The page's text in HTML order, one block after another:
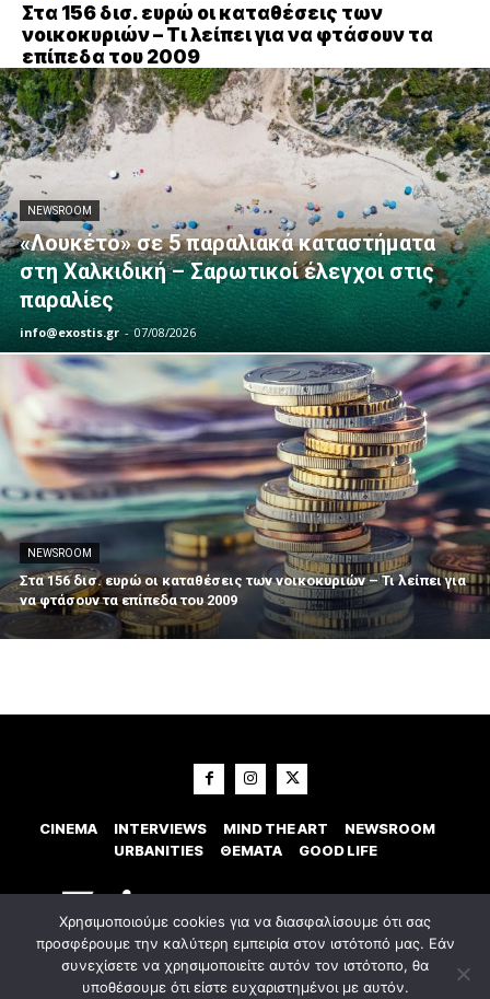
Στα 156 δισ. ευρώ οι καταθέσεις των
νοικοκυριών – Τι λείπει για να φτάσουν τα
επίπεδα του 2009
NEWSROOM
«Λουκέτο» σε 5 παραλιακά καταστήματα
στη Χαλκιδική – Σαρωτικοί έλεγχοι στις
παραλίες
info@exostis.gr - 07/08/2026
NEWSROOM
Στα 156 δισ. ευρώ οι καταθέσεις των νοικοκυριών – Τι λείπει για
να φτάσουν τα επίπεδα του 2009
CINEMA INTERVIEWS MIND THE ART
NEWSROOM
URBANITIES
ΘΕΜΑΤΑ GOOD LIFE
© 2023 Εxostispress - All right reserved. Κατασκευή Ιστοσελίδας
Χρησιμοποιούμε cookies για να διασφαλίσουμε ότι σας
προσφέρουμε την καλύτερη εμπειρία στον ιστότοπό μας. Εάν
συνεχίσετε να χρησιμοποιείτε αυτόν τον ιστότοπο, θα
υποθέσουμε ότι είστε ευχαριστημένοι με αυτόν.